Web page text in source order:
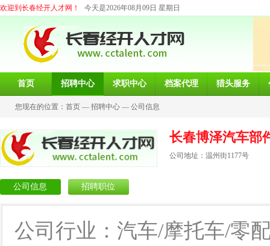
欢迎到长春经开人才网！ 今天是2026年08月09日 星期日
首页 招聘中心 求职中心 档案代理 猎头服务
您现在的位置： 首页 — 招聘中心 — 公司信息
长春博泽汽车部
公司地址：温州街1177号
公司信息 招聘职位
公司行业：汽车/摩托车/零